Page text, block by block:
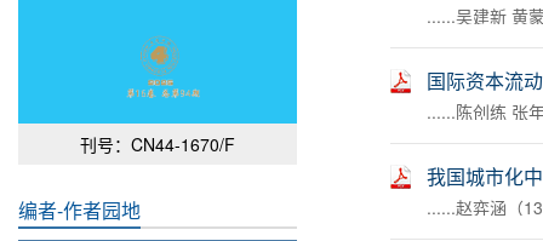
刊号：CN44-1670/F
编者-作者园地
......吴建新 黄
国际资本流
......陈创练 张
我国城市化
......赵弈涵（